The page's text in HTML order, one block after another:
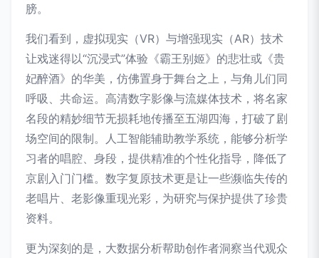
膀。
我们看到，虚拟现实（VR）与增强现实（AR）技术
让戏迷得以“沉浸式”体验《霸王别姬》的悲壮或《贵
妃醉酒》的华美，仿佛置身于舞台之上，与角儿们同
呼吸、共命运。高清数字影像与流媒体技术，将名家
名段的精妙细节无损耗地传播至五湖四海，打破了剧
场空间的限制。人工智能辅助教学系统，能够分析学
习者的唱腔、身段，提供精准的个性化指导，降低了
京剧入门门槛。数字复原技术更是让一些濒临失传的
老唱片、老影像重现光彩，为研究与保护提供了珍贵
资料。
更为深刻的是，大数据分析帮助创作者洞察当代观众